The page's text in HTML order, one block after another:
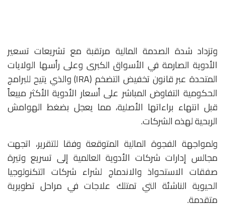
وتزداد شدة الصدمة المالية مرتقبة مع تشريعات تسعير
الأدوية الصارمة في الأسواق الكبرى وعلى رأسها الولايات
المتحدة عبر قانون تخفيض التضخم (IRA) والذي يتيح للبرامج
الحكومية التفاوض المباشر على أسعار الأدوية الأكثر مبيعاً
قبل انتهاء براءاتها الأصلية، مما يعجل بضغط الهوامش
الربحية لهذه الشركات.
ولمواجهة الفجوة المالية المتوقعة وفقا للتقرير، اتجهت
مجالس إدارات شركات الأدوية العالمية إلى تسريع وتيرة
صفقات الاستحواذ والاندماج لشراء شركات التكنولوجيا
الحيوية الناشئة التي تمتلك علاجات في مراحل تطويرية
متقدمة.